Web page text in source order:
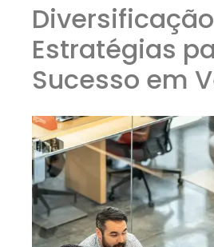
Estratégias
Sucesso em